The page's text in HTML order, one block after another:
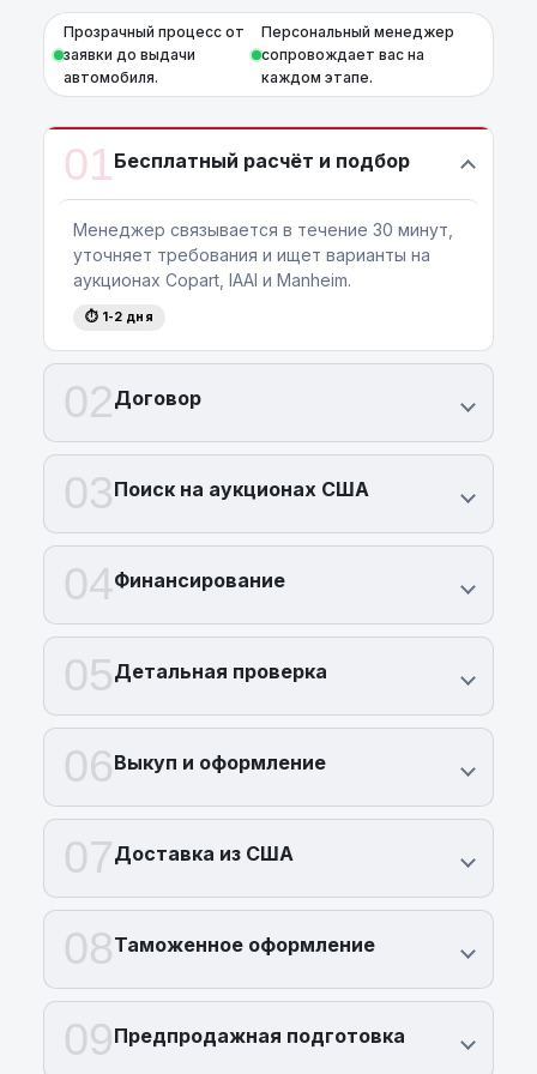
Прозрачный процесс от
заявки до выдачи
автомобиля.
Персональный менеджер
сопровождает вас на
каждом этапе.
01Бесплатный расчёт и подбор
Менеджер связывается в течение 30 минут,
уточняет требования и ищет варианты на
аукционах Copart, IAAI и Manheim.
⏱ 1-2 дня
02Договор
03Поиск на аукционах США
04Финансирование
05Детальная проверка
06Выкуп и оформление
07Доставка из США
08Таможенное оформление
09Предпродажная подготовка